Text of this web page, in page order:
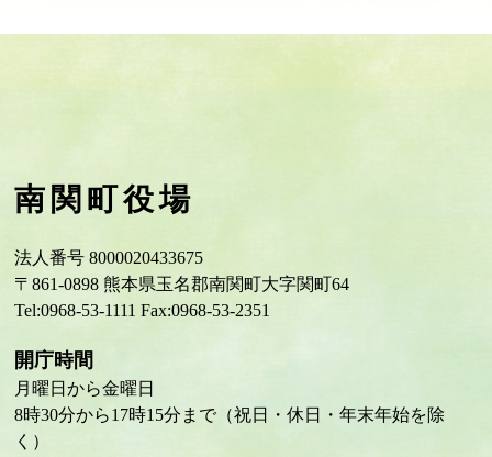
南関町役場
法人番号 8000020433675
〒861-0898 熊本県玉名郡南関町大字関町64
Tel:0968-53-1111 Fax:0968-53-2351
開庁時間
月曜日から金曜日
8時30分から17時15分まで（祝日・休日・年末年始を除
く）